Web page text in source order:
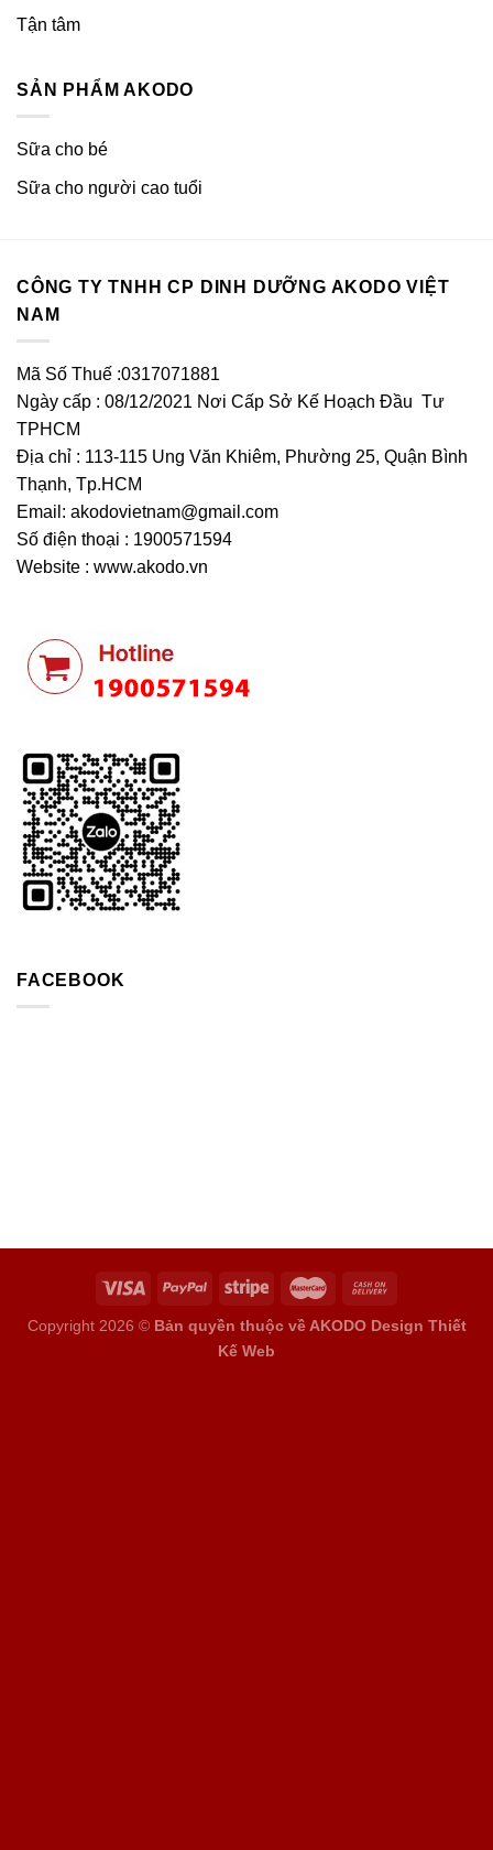
Tận tâm
SẢN PHẨM AKODO
Sữa cho bé
Sữa cho người cao tuổi
CÔNG TY TNHH CP DINH DƯỠNG AKODO VIỆT
NAM
Mã Số Thuế :0317071881
Ngày cấp : 08/12/2021 Nơi Cấp Sở Kế Hoạch Đầu Tư
TPHCM
Địa chỉ : 113-115 Ung Văn Khiêm, Phường 25, Quận Bình
Thạnh, Tp.HCM
Email: akodovietnam@gmail.com
Số điện thoại : 1900571594
Website : www.akodo.vn
FACEBOOK
Copyright 2026 © Bản quyền thuộc về AKODO Design Thiết
Kế Web